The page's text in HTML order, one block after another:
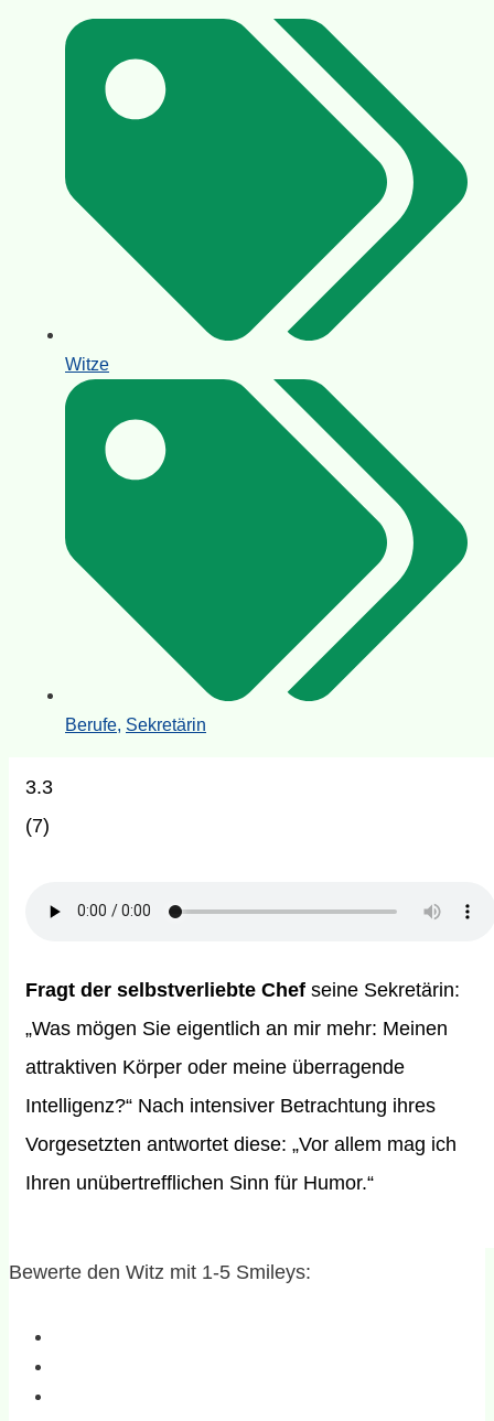
Witze
Berufe, Sekretärin
3.3
(7)
Fragt der selbstverliebte Chef seine Sekretärin:
„Was mögen Sie eigentlich an mir mehr: Meinen
attraktiven Körper oder meine überragende
Intelligenz?“ Nach intensiver Betrachtung ihres
Vorgesetzten antwortet diese: „Vor allem mag ich
Ihren unübertrefflichen Sinn für Humor.“
Bewerte den Witz mit 1-5 Smileys: